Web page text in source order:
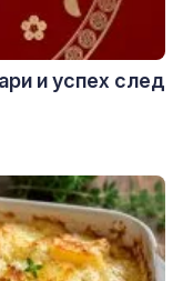
и успех след